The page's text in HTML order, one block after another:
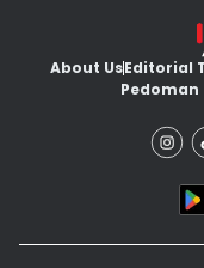
About UsEditorial
Pedoman